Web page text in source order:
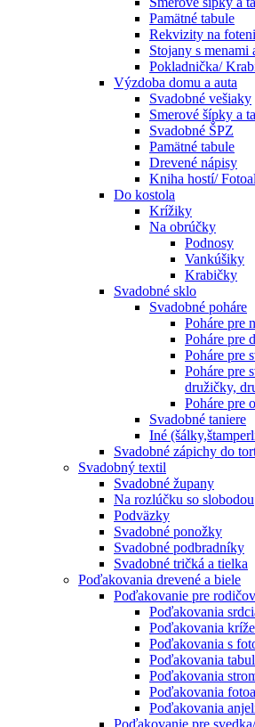
Pamätné tabule
Rekvizity na
Stojany s menami
Pokladnička/
Výzdoba domu a auta
Svadobné vešiaky
Smerové šípky a
Svadobné ŠPZ
Pamätné tabule
Drevené nápisy
Kniha hostí/
Do kostola
Krížiky
Na obrúčky
Podnosy
Vankúšiky
Krabičky
Svadobné sklo
Svadobné poháre
Poháre pre
Poháre pre
Poháre pre
Poháre pre
družičky,
Poháre pre
Svadobné taniere
Iné
Svadobné zápichy do
Svadobný textil
Svadobné župany
Na rozlúčku so slobodou
Podväzky
Svadobné ponožky
Svadobné podbradníky
Svadobné tričká a tielka
Poďakovania drevené a biele
Poďakovanie pre rodičov
Poďakovania
Poďakovania kríže
Poďakovania s
Poďakovania
Poďakovania
Poďakovania
Poďakovania
Poďakovanie pre